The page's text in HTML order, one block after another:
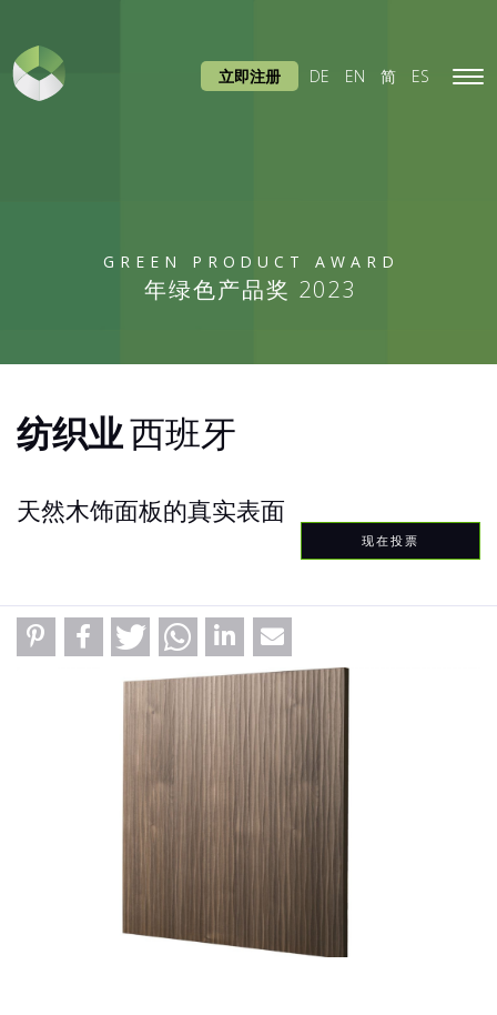
GREEN PRODUCT AWARD
年绿色产品奖 2023
立即注册 DE EN 简 ES
纺织业西班牙
天然木饰面板的真实表面